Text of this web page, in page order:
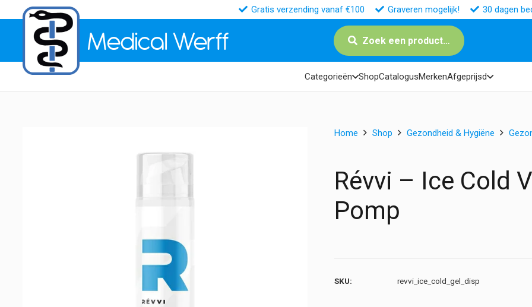
Gratis verzending vanaf €100 Graveren mogelijk! 30 dagen
MedicalWerff Zoek een product…
Categorieën ShopCatalogusMerkenAfgeprijsd
Home Shop Gezondheid & Hygiëne
Révvi – Ice Cold
Pomp
SKU: revvi_ice_cold_gel_disp